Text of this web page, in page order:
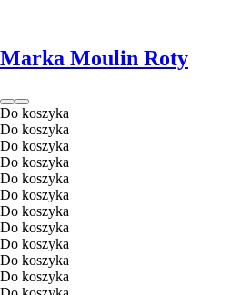
Marka Moulin Roty
Do koszyka
Do koszyka
Do koszyka
Do koszyka
Do koszyka
Do koszyka
Do koszyka
Do koszyka
Do koszyka
Do koszyka
Do koszyka